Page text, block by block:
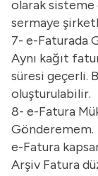
olarak sisteme
sermaye
7- e-Faturada
Aynı kağıt
süresi geçerli.
oluşturulabilir.
8- e-Fatura
Gönderemem.
e-Fatura
Arşiv Fatura